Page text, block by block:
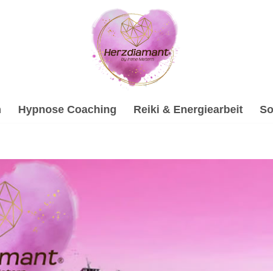
Hypnose Coaching Reiki & Energiearbeit
als auch ✓Hypnose, Gesprächstherapie,
für ✓Gesprächstherapie, ✓Hypnose, ✓Psychologische
mit uns ✉.